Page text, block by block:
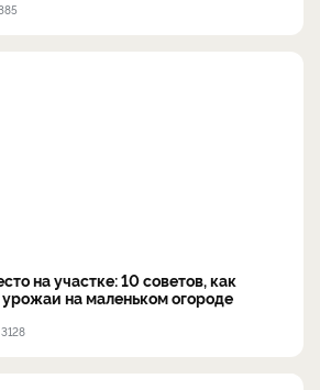
на участке: 10 советов, как
на маленьком огороде
3128